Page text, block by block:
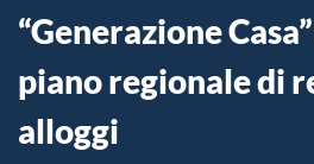
“Generazione
piano regionale di
alloggi